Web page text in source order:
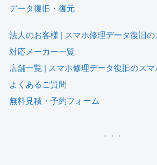
データ復旧・復元
法人のお客様 | スマホ修理データ復旧
対応メーカー一覧
店舗一覧 | スマホ修理データ復旧のス
よくあるご質問
無料見積・予約フォーム